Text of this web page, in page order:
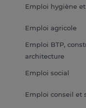
Emploi hygiène
Emploi agricole
Emploi BTP,
architecture
Emploi social
Emploi conseil et